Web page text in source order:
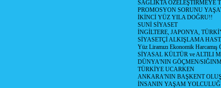
SAGLIKTA ÖZELEŞTİRMEYE
PROMOSYON SORUNU
İKİNCİ YÜZ YILA DOĞRU!!
SUNİ SİYASET
İNGİLTERE, JAPONYA,
SİYASETÇİ ALKIŞLAMA
Yüz Liramızı Ekonomik Harcamış
SİYASAL KÜLTÜR ve ALTILI
DÜNYA'NIN GÖÇMEN/
TÜRKİYE UCARKEN
ANKARA'NIN BAŞKENT
İNSANIN YAŞAM